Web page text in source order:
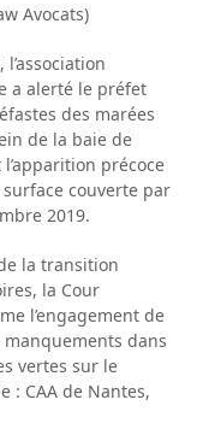
Avocats)
a alerté le préfet
des marées
de la baie de
précoce
couverte par
2019.
la transition
la Cour
l’engagement de
manquements dans
vertes sur le
: CAA de Nantes,